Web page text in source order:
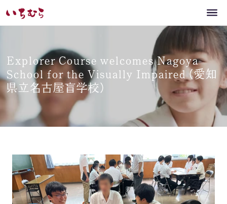
Explorer Course welcomes Nagoya
School for the Visually Impaired (愛知
県立名古屋盲学校)